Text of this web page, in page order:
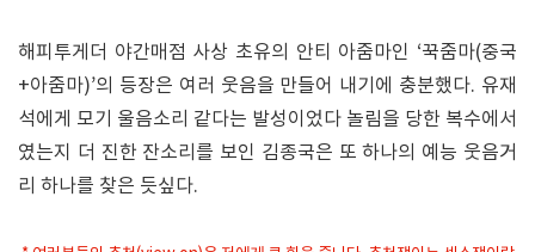
해피투게더 야간매점 사상 초유의 안티 아줌마인 ‘꾹줌마(중국
+아줌마)’의 등장은 여러 웃음을 만들어 내기에 충분했다. 유재
석에게 모기 울음소리 같다는 발성이었다 놀림을 당한 복수에서
였는지 더 진한 잔소리를 보인 김종국은 또 하나의 예능 웃음거
리 하나를 찾은 듯싶다.